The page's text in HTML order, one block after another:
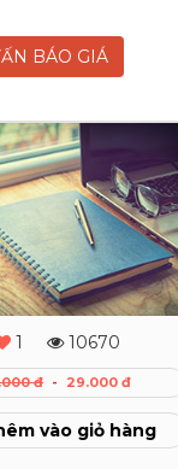
BÁO GIÁ
1 10670
đ - 29.000 đ
vào giỏ hàng